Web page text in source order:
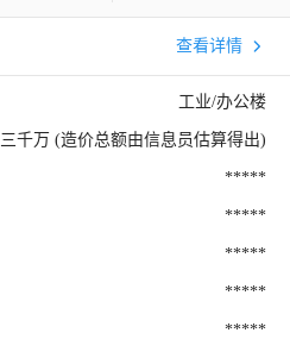
查看详情
工业/办公楼
三千万 (造价总额由信息员估算得出)
*****
*****
*****
*****
*****